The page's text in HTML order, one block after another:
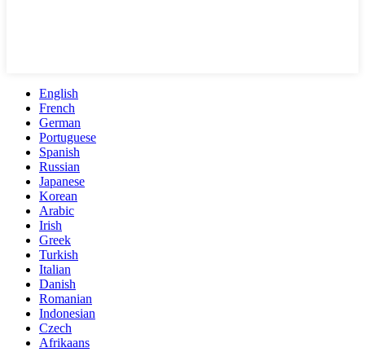
English
French
German
Portuguese
Spanish
Russian
Japanese
Korean
Arabic
Irish
Greek
Turkish
Italian
Danish
Romanian
Indonesian
Czech
Afrikaans